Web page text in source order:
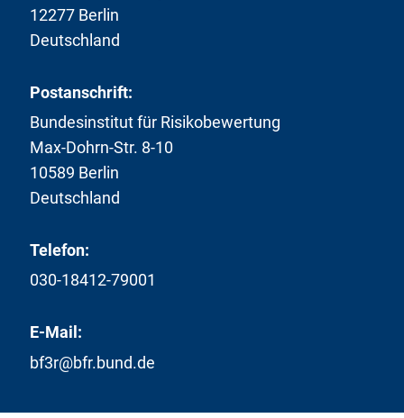
12277 Berlin
Deutschland
Postanschrift:
Bundesinstitut für Risikobewertung
Max-Dohrn-Str. 8-10
10589 Berlin
Deutschland
Telefon:
030-18412-79001
E-Mail:
bf3r@bfr.bund.de